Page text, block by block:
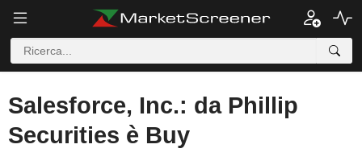
Salesforce, Inc.: da Phillip
Securities è Buy